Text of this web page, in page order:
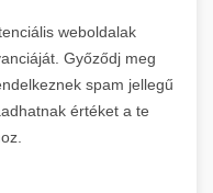
weboldalak
Győződj meg
spam jellegű
értéket a te